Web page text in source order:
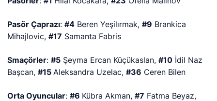
Pasör Çaprazı:#4 Beren Yeşilırmak,#9 Brankica
Mihajlovic,#17 Samanta Fabris
Smaçörler:#5 Şeyma Ercan Küçükaslan,#10 İdil Naz
Başcan,#15 Aleksandra Uzelac,#36 Ceren Bilen
Orta Oyuncular:#6 Kübra Akman,#7 Fatma Beyaz,